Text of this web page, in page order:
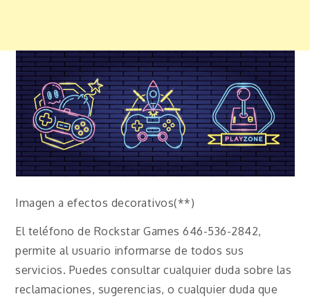
Imagen a efectos decorativos(**)
El teléfono de Rockstar Games 646-536-2842,
permite al usuario informarse de todos sus
servicios. Puedes consultar cualquier duda sobre las
reclamaciones, sugerencias, o cualquier duda que